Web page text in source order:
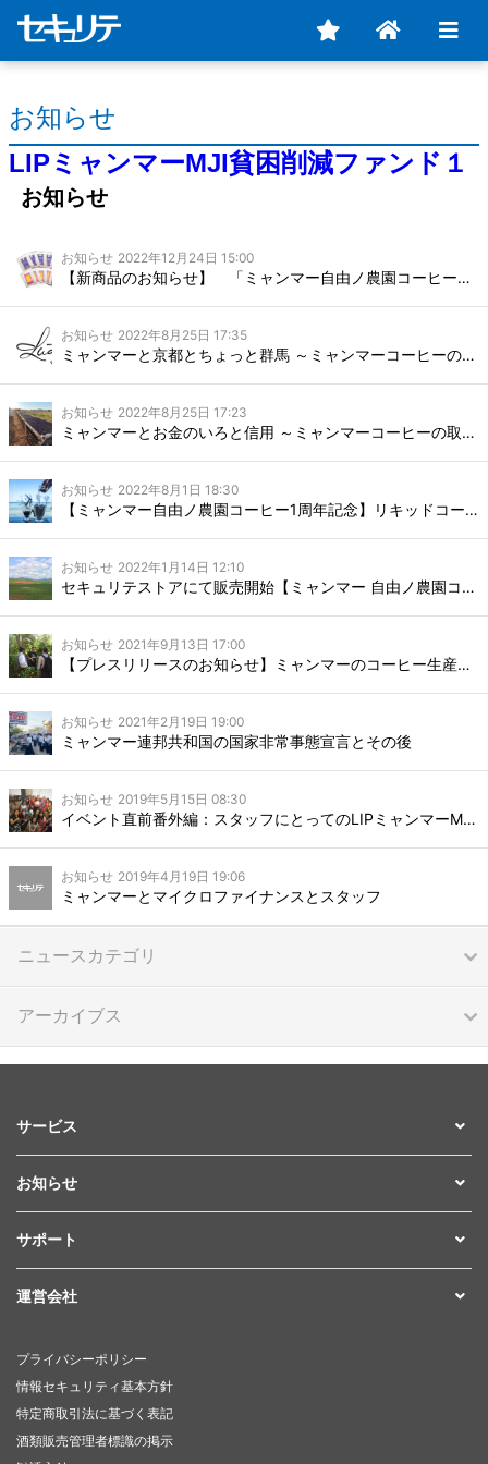
お知らせ
LIPミャンマーMJI貧困削減ファンド１
お知らせ
お知らせ 2022年12月24日 15:00
【新商品のお知らせ】 「ミャンマー自由ノ農園コーヒー」がドリップバッグになって新登場！
お知らせ 2022年8月25日 17:35
ミャンマーと京都とちょっと群馬 ～ミャンマーコーヒーの取り組み 日本編～
お知らせ 2022年8月25日 17:23
ミャンマーとお金のいろと信用 ～ミャンマーコーヒーの取り組み ミャンマー編～
お知らせ 2022年8月1日 18:30
【ミャンマー自由ノ農園コーヒー1周年記念】リキッドコーヒー販売開始のご報告
お知らせ 2022年1月14日 12:10
セキュリテストアにて販売開始【ミャンマー 自由ノ農園コーヒー】
お知らせ 2021年9月13日 17:00
【プレスリリースのお知らせ】ミャンマーのコーヒー生産を通じたソーシャルインパクト創出を目指し、業務提携・協働合意
お知らせ 2021年2月19日 19:00
ミャンマー連邦共和国の国家非常事態宣言とその後
お知らせ 2019年5月15日 08:30
イベント直前番外編：スタッフにとってのLIPミャンマーMJI貧困削減ファンド１
お知らせ 2019年4月19日 19:06
ミャンマーとマイクロファイナンスとスタッフ
ニュースカテゴリ
アーカイブス
サービス
お知らせ
サポート
運営会社
プライバシーポリシー
情報セキュリティ基本方針
特定商取引法に基づく表記
酒類販売管理者標識の掲示